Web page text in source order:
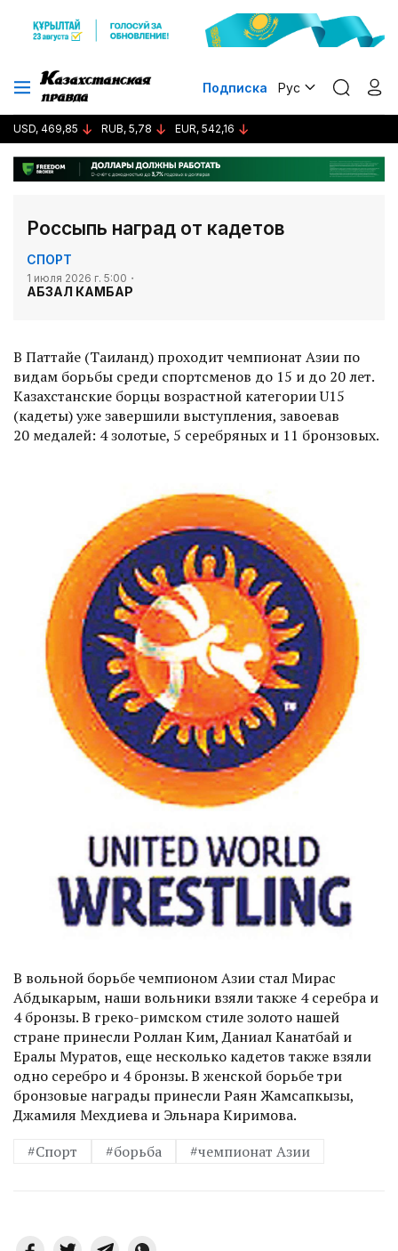
Подписка Рус
USD, 469,85 RUB, 5,78 EUR, 542,16
Россыпь наград от кадетов
СПОРТ
1 июля 2026 г. 5:00
АБЗАЛ КАМБАР
В Паттайе (Таиланд) проходит чемпионат Азии по
видам борьбы среди спорт­сменов до 15 и до 20 лет.
Казахстанские борцы возрастной категории U15
(кадеты) уже завершили выступления, завоевав
20 медалей: 4 золотые, 5 серебряных и 11 бронзовых.
В вольной борьбе чемпионом Азии стал Мирас
Абдыкарым, наши вольники взяли также 4 серебра и
4 бронзы. В греко-римском стиле золото нашей
стране принесли Роллан Ким, Даниал Канатбай и
Ералы Муратов, еще несколько кадетов также взяли
одно серебро и 4 бронзы. В женской борьбе три
бронзовые награды принесли Раян Жамсапкызы,
Джамиля Мехдиева и Эльнара Киримова.
#Спорт
#борьба #чемпионат Азии